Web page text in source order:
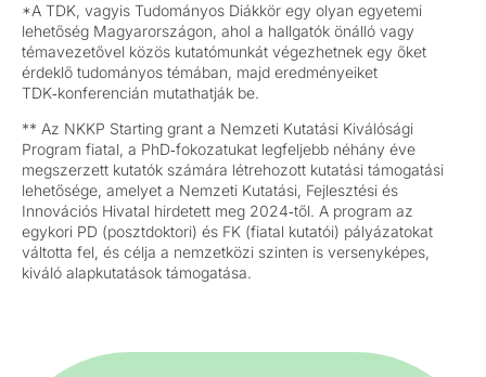
*A TDK, vagyis Tudományos Diákkör egy olyan egyetemi
lehetőség Magyarországon, ahol a hallgatók önálló vagy
témavezetővel közös kutatómunkát végezhetnek egy őket
érdeklő tudományos témában, majd eredményeiket
TDK‑konferencián mutathatják be.
** Az NKKP Starting grant a Nemzeti Kutatási Kiválósági
Program fiatal, a PhD‑fokozatukat legfeljebb néhány éve
megszerzett kutatók számára létrehozott kutatási támogatási
lehetősége, amelyet a Nemzeti Kutatási, Fejlesztési és
Innovációs Hivatal hirdetett meg 2024‑től. A program az
egykori PD (posztdoktori) és FK (fiatal kutatói) pályázatokat
váltotta fel, és célja a nemzetközi szinten is versenyképes,
kiváló alapkutatások támogatása.